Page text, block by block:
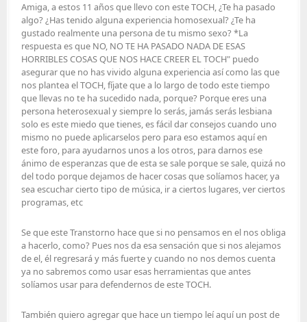
Amiga, a estos 11 años que llevo con este TOCH, ¿Te ha pasado
algo? ¿Has tenido alguna experiencia homosexual? ¿Te ha
gustado realmente una persona de tu mismo sexo? *La
respuesta es que NO, NO TE HA PASADO NADA DE ESAS
HORRIBLES COSAS QUE NOS HACE CREER EL TOCH" puedo
asegurar que no has vivido alguna experiencia así como las que
nos plantea el TOCH, fíjate que a lo largo de todo este tiempo
que llevas no te ha sucedido nada, porque? Porque eres una
persona heterosexual y siempre lo serás, jamás serás lesbiana
solo es este miedo que tienes, es fácil dar consejos cuando uno
mismo no puede aplicarselos pero para eso estamos aquí en
este foro, para ayudarnos unos a los otros, para darnos ese
ánimo de esperanzas que de esta se sale porque se sale, quizá no
del todo porque dejamos de hacer cosas que solíamos hacer, ya
sea escuchar cierto tipo de música, ir a ciertos lugares, ver ciertos
programas, etc
Se que este Transtorno hace que si no pensamos en el nos obliga
a hacerlo, como? Pues nos da esa sensación que si nos alejamos
de el, él regresará y más fuerte y cuando no nos demos cuenta
ya no sabremos como usar esas herramientas que antes
solíamos usar para defendernos de este TOCH.
También quiero agregar que hace un tiempo leí aquí un post de